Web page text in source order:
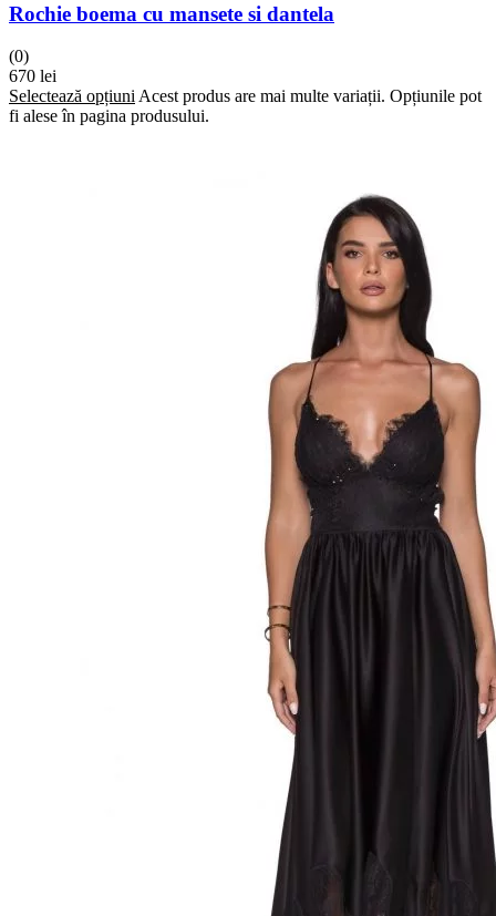
Rochie boema cu mansete si dantela
(0)
670 lei
Selectează opțiuni Acest produs are mai multe variații. Opțiunile pot
fi alese în pagina produsului.